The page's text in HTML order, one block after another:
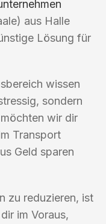
aus Halle
Lösung für
wissen
sondern
wir dir
Transport
Geld sparen
zu reduzieren, ist
im Voraus,